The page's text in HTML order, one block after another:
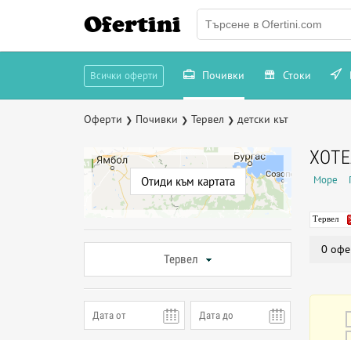
Ofertini
Всички оферти Почивки Стоки
Оферти ❯ Почивки ❯ Тервел ❯ детски кът
Отиди към картата
Тервел
Море
Тервел
0